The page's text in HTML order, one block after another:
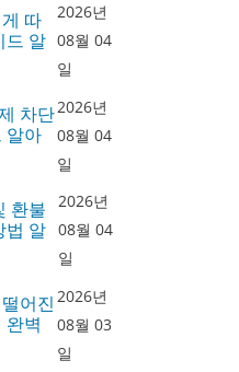
따
드 알
2026년
08월 04
일
차단
알아
2026년
08월 04
일
환불
법 알
2026년
08월 04
일
어진
완벽
2026년
08월 03
일